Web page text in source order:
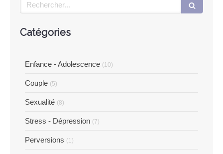
Catégories
Enfance - Adolescence (10)
Couple (5)
Sexualité (8)
Stress - Dépression (7)
Perversions (1)